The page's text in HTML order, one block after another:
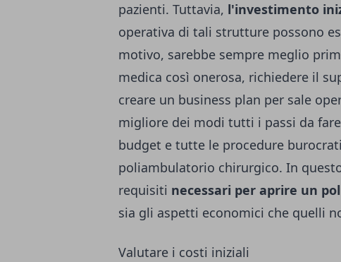
pazienti. Tuttavia, l'investimento
operativa di tali strutture possono
motivo, sarebbe sempre meglio
medica così onerosa, richiedere il
creare un business plan per sale
migliore dei modi tutti i passi da
budget e tutte le procedure
poliambulatorio chirurgico. In
requisiti necessari per aprire un
sia gli aspetti economici che quelli
Valutare i costi iniziali